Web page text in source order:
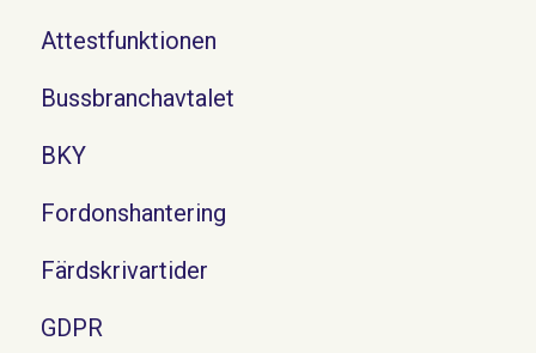
Attestfunktionen
Bussbranchavtalet
BKY
Fordonshantering
Färdskrivartider
GDPR